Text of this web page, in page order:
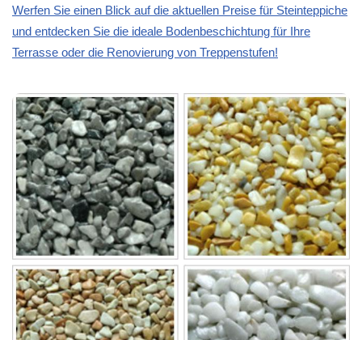
Werfen Sie einen Blick auf die aktuellen Preise für Steinteppiche
und entdecken Sie die ideale Bodenbeschichtung für Ihre
Terrasse oder die Renovierung von Treppenstufen!